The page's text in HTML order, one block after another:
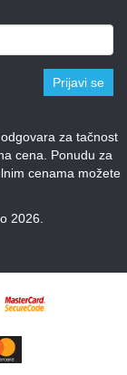
Prijavi se
za tačnost
cena. Ponudu za
cenama možete
2026.